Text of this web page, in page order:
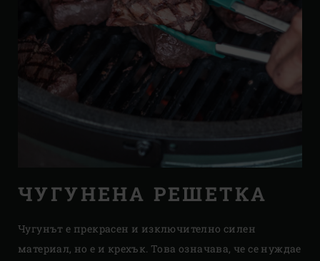
ЧУГУНЕНА РЕШЕТКА
Чугунът е прекрасен и изключително силен
материал, но е и крехък. Това означава, че се нуждае